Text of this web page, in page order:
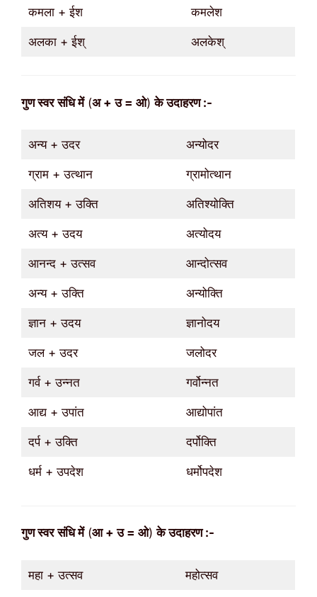
कमला + ईश कमलेश
अलका + ईश् अलकेश्
गुणस्वर संधि में(अ + उ = ओ)के उदाहरण :-
अन्य + उदर अन्योदर
ग्राम + उत्थान ग्रामोत्थान
अतिशय + उक्ति अतिश्योक्ति
अत्य + उदय अत्योदय
आनन्द + उत्सव आन्दोत्सव
अन्य + उक्ति अन्योक्ति
ज्ञान + उदय ज्ञानोदय
जल + उदर जलोदर
गर्व + उन्नत गर्वोन्नत
आद्य + उपांत आद्योपांत
दर्प + उक्ति दर्पोक्ति
धर्म + उपदेश धर्मोपदेश
गुणस्वर संधि में(आ + उ = ओ)के उदाहरण :-
महा + उत्सव महोत्सव